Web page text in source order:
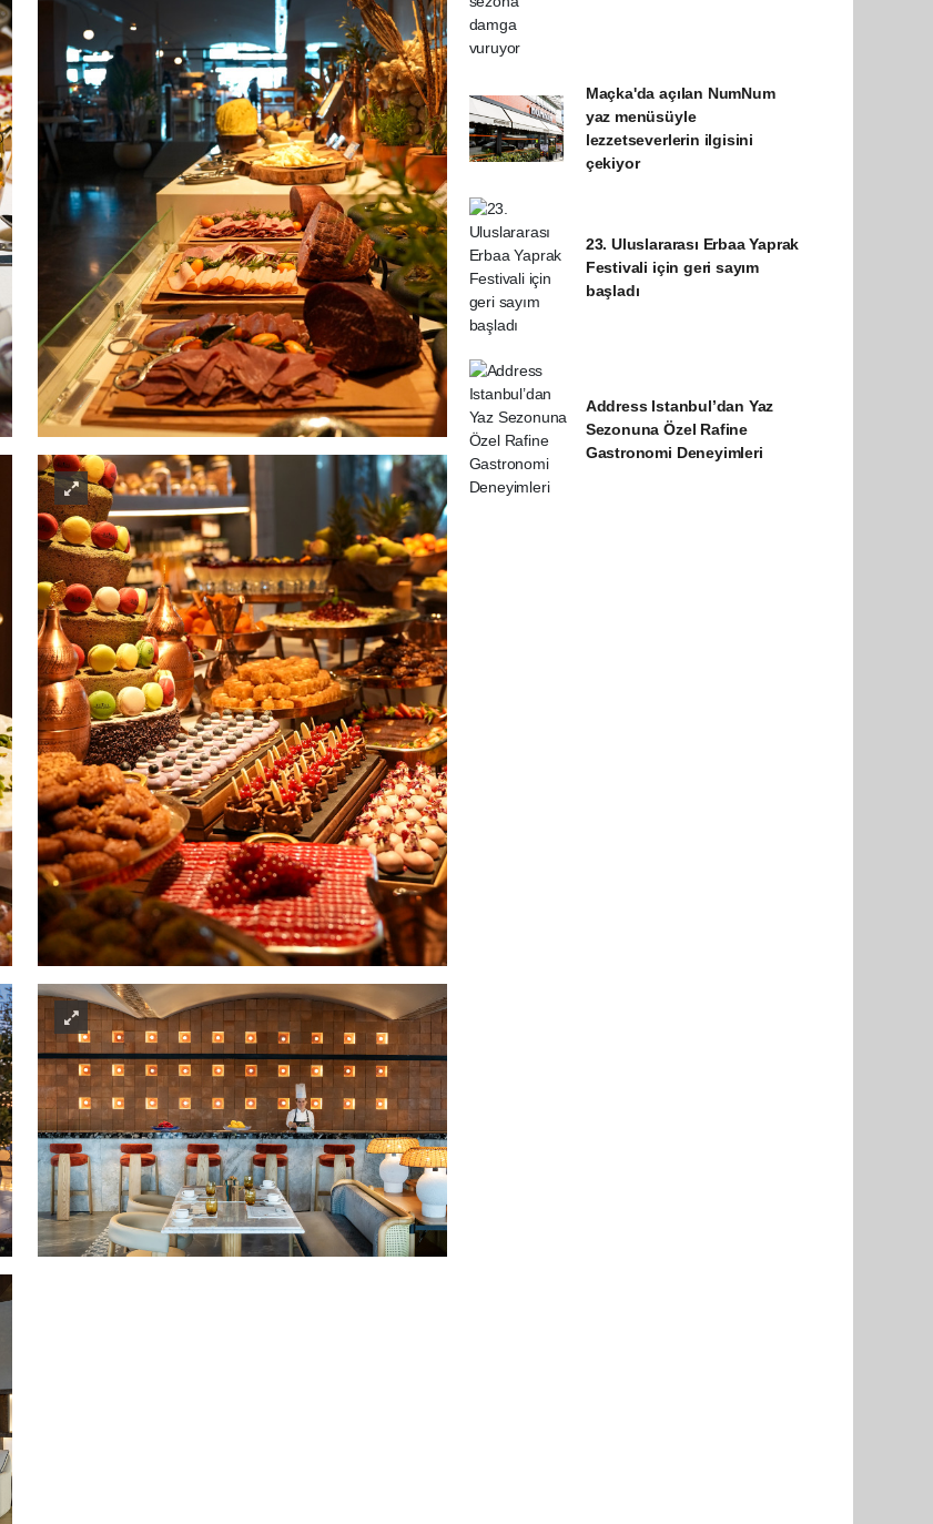
Maçka'da açılan NumNum
yaz menüsüyle
lezzetseverlerin ilgisini
çekiyor
23. Uluslararası Erbaa Yaprak
Festivali için geri sayım
başladı
Address Istanbul’dan Yaz
Sezonuna Özel Rafine
Gastronomi Deneyimleri